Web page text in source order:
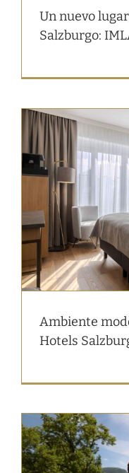
Un nuevo
Salzburgo:
Ambiente
Hotels